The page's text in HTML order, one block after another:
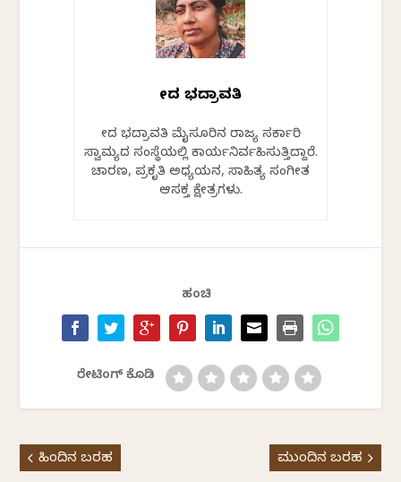
ವೇದ ಭದ್ರಾವತಿ
ವೇದ ಭದ್ರಾವತಿ ಮೈಸೂರಿನ ರಾಜ್ಯ ಸರ್ಕಾರಿ
ಸ್ವಾಮ್ಯದ ಸಂಸ್ಥೆಯಲ್ಲಿ ಕಾರ್ಯನಿರ್ವಹಿಸುತ್ತಿದ್ದಾರೆ.
ಚಾರಣ, ಪ್ರಕೃತಿ ಅಧ್ಯಯನ, ಸಾಹಿತ್ಯ ಸಂಗೀತ
ಆಸಕ್ತ ಕ್ಷೇತ್ರಗಳು.
ಹಂಚಿ
ರೇಟಿಂಗ್ ಕೊಡಿ
ಹಿಂದಿನ ಬರಹ ಮುಂದಿನ ಬರಹ